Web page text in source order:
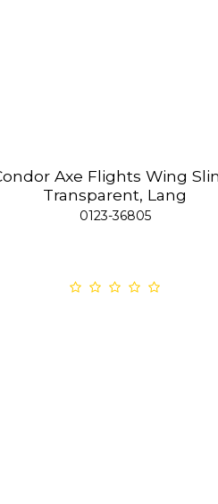
Axe Flights Wing
Transparent, Lang
0123-36805